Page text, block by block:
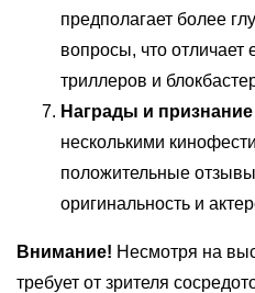
предполагает более
вопросы, что отличает
триллеров и
Награды и признание
несколькими
положительные отзывы
оригинальность и
Внимание! Несмотря на
требует от зрителя